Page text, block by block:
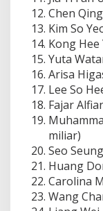
Chen
Kim So
Kong Hee
Yuta
Arisa
Lee So
Fajar
miliar)
Seo
Huang
Carolina
Wang